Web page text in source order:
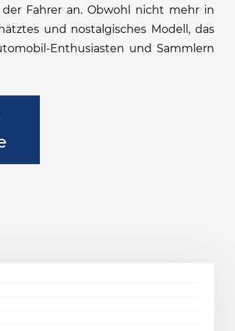
Fahrer an. Obwohl nicht mehr in
und nostalgisches Modell, das
Enthusiasten und Sammlern